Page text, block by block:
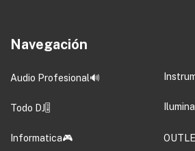
Navegación
Audio Profesional🔊
Todo DJ🎚️
Informatica🎮